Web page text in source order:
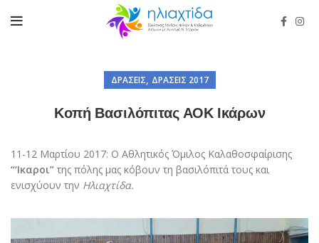
ΔΡΆΣΕΙΣ, ΔΡΆΣΕΙΣ 2017
Κοπή Βασιλόπιτας ΑΟΚ Ικάρων
11-12 Μαρτίου 2017: Ο Αθλητικός Όμιλος Καλαθοσφαίρισης
“‘Ικαροι” της πόλης μας κόβουν τη βασιλόπιτά τους και
ενισχύουν την Ηλιαχτίδα.